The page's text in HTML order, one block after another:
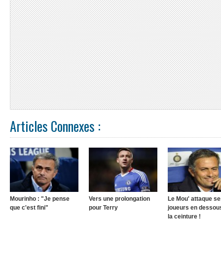
Articles Connexes :
Mourinho : "Je pense
que c'est fini"
Vers une prolongation
pour Terry
Le Mou' attaque
joueurs en
la ceinture !